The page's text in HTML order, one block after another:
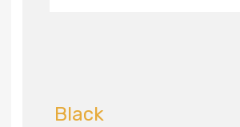
Black